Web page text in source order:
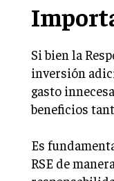
Si bien la
inversión
gasto
beneficios
Es
RSE de